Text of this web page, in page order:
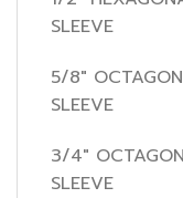
SLEEVE
5/8″
SLEEVE
3/4″
SLEEVE